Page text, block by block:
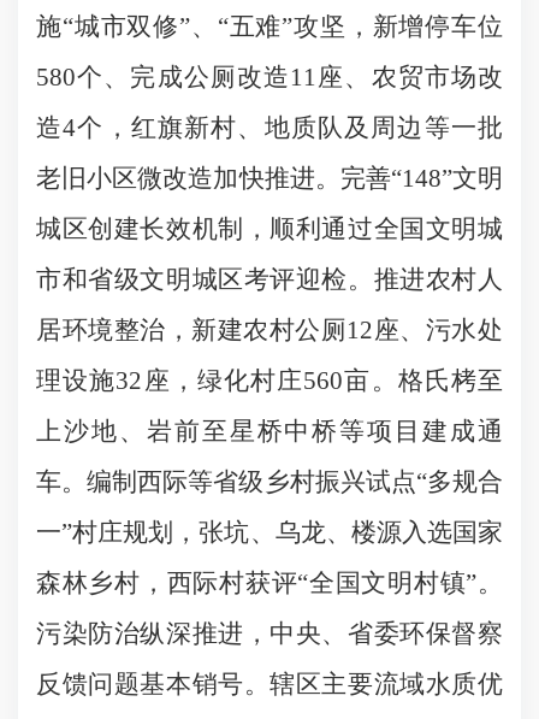
施“城市双修”、“五难”攻坚，新增停车位
580个、完成公厕改造11座、农贸市场改
造4个，红旗新村、地质队及周边等一批
老旧小区微改造加快推进。完善“148”文明
城区创建长效机制，顺利通过全国文明城
市和省级文明城区考评迎检。推进农村人
居环境整治，新建农村公厕12座、污水处
理设施32座，绿化村庄560亩。格氏栲至
上沙地、岩前至星桥中桥等项目建成通
车。编制西际等省级乡村振兴试点“多规合
一”村庄规划，张坑、乌龙、楼源入选国家
森林乡村，西际村获评“全国文明村镇”。
污染防治纵深推进，中央、省委环保督察
反馈问题基本销号。辖区主要流域水质优